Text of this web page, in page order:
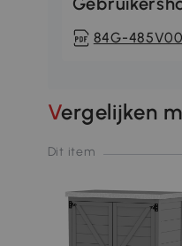
84G-
Vergelijken
Dit item